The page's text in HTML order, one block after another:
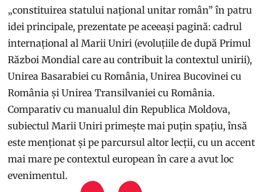
„constituirea statului național unitar român” în patru
idei principale, prezentate pe aceeași pagină: cadrul
internațional al Marii Uniri (evoluțiile de după Primul
Război Mondial care au contribuit la contextul unirii),
Unirea Basarabiei cu România, Unirea Bucovinei cu
România și Unirea Transilvaniei cu România.
Comparativ cu manualul din Republica Moldova,
subiectul Marii Uniri primește mai puțin spațiu, însă
este menționat și pe parcursul altor lecții, cu un accent
mai mare pe contextul european în care a avut loc
evenimentul.